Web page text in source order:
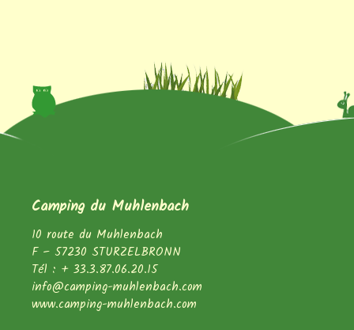
Camping du Muhlenbach
10 route du Muhlenbach
F – 57230 STURZELBRONN
Tél : + 33.3.87.06.20.15
info@camping-muhlenbach.com
www.camping-muhlenbach.com